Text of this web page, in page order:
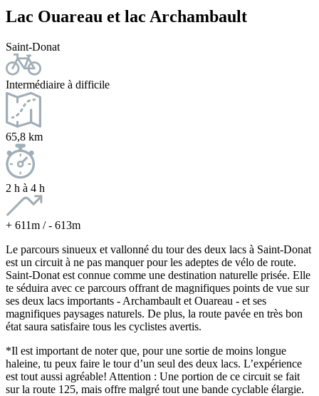
Lac Ouareau et lac Archambault
Saint-Donat
Intermédiaire à difficile
65,8 km
2 h à 4 h
+ 611m / - 613m
Le parcours sinueux et vallonné du tour des deux lacs à Saint-Donat
est un circuit à ne pas manquer pour les adeptes de vélo de route.
Saint-Donat est connue comme une destination naturelle prisée. Elle
te séduira avec ce parcours offrant de magnifiques points de vue sur
ses deux lacs importants - Archambault et Ouareau - et ses
magnifiques paysages naturels. De plus, la route pavée en très bon
état saura satisfaire tous les cyclistes avertis.
*Il est important de noter que, pour une sortie de moins longue
haleine, tu peux faire le tour d’un seul des deux lacs. L’expérience
est tout aussi agréable! Attention : Une portion de ce circuit se fait
sur la route 125, mais offre malgré tout une bande cyclable élargie.